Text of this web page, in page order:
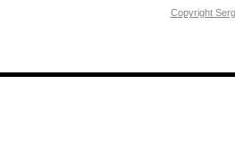
Copyright